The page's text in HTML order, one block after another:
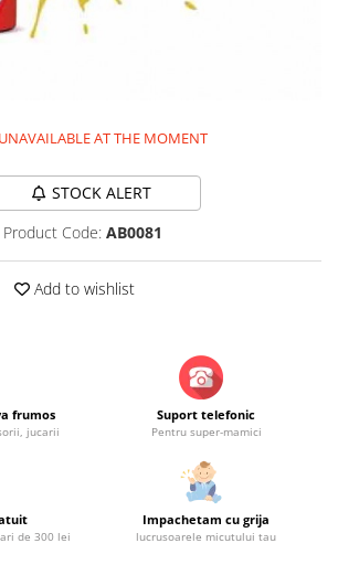
UNAVAILABLE AT THE MOMENT
STOCK ALERT
Product Code: AB0081
Add to wishlist
frumos
jucarii
Suport telefonic
Pentru super-mamici
de 300 lei
Impachetam cu grija
lucrusoarele micutului tau